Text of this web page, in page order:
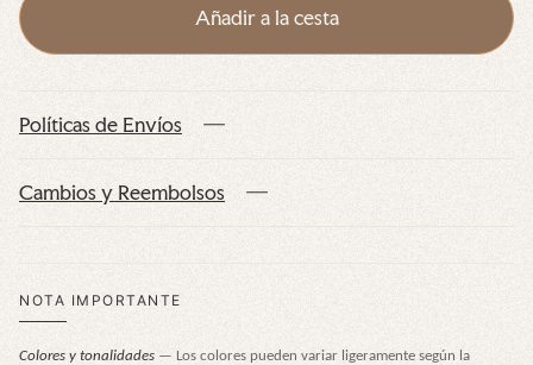
n
o
m
Añadir a la cesta
Políticas de Envíos
Cambios y Reembolsos
NOTA IMPORTANTE
Colores y tonalidades — Los colores pueden variar ligeramente según la